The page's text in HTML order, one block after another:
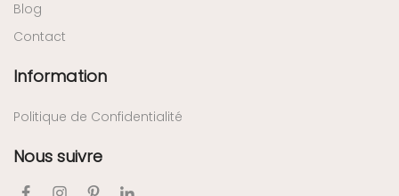
Blog
Contact
Information
Politique de Confidentialité
Nous suivre